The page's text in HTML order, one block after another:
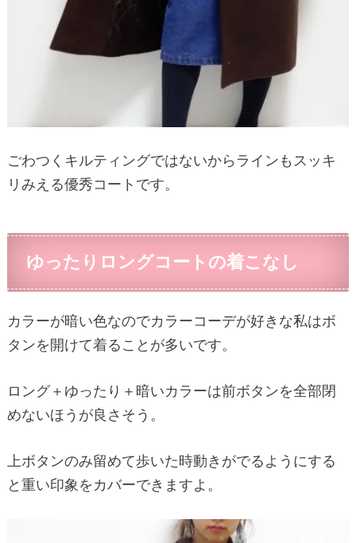
ごわつくキルティングではないからラインもスッキ
リみえる優秀コートです。
ゆったりロングコートの着こなし
カラーが暗い色なのでカラーコーデが好きな私はボ
タンを開けて着ることが多いです。
ロング＋ゆったり＋暗いカラーは前ボタンを全部閉
めないほうが良さそう。
上ボタンのみ留めて歩いた時動きがでるようにする
と重い印象をカバーできますよ。